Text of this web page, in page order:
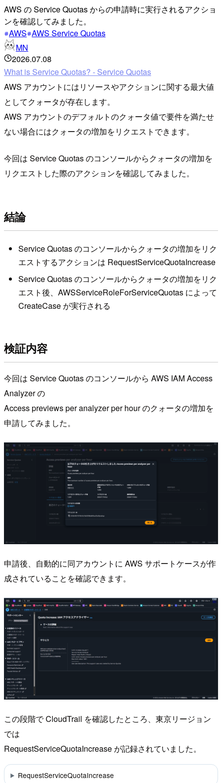
AWS の Service Quotas からの申請時に実行されるアクショ
ンを確認してみました。
AWS AWS Service Quotas
MN
2026.07.08
What is Service Quotas? - Service Quotas
AWS アカウントにはリソースやアクションに関する最大値
としてクォータが存在します。
AWS アカウントのデフォルトのクォータ値で要件を満たせ
ない場合にはクォータの増加をリクエストできます。
今回は Service Quotas のコンソールからクォータの増加を
リクエストした際のアクションを確認してみました。
結論
Service Quotas のコンソールからクォータの増加をリク
エストするアクションは RequestServiceQuotaIncrease
Service Quotas のコンソールからクォータの増加をリク
エスト後、AWSServiceRoleForServiceQuotas によって
CreateCase が実行される
検証内容
今回は Service Quotas のコンソールから AWS IAM Access
Analyzer の
Access previews per analyzer per hour のクォータの増加を
申請してみました。
申請後、自動的に同アカウントに AWS サポートケースが作
成されていることを確認できます。
この段階で CloudTrail を確認したところ、東京リージョン
では
RequestServiceQuotaIncrease が記録されていました。
RequestServiceQuotaIncrease